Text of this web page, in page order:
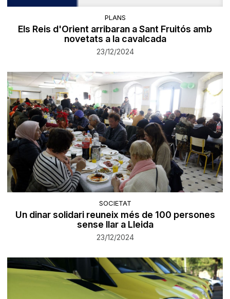
PLANS
Els Reis d'Orient arribaran a Sant Fruitós amb
novetats a la cavalcada
23/12/2024
SOCIETAT
Un dinar solidari reuneix més de 100 persones
sense llar a Lleida
23/12/2024